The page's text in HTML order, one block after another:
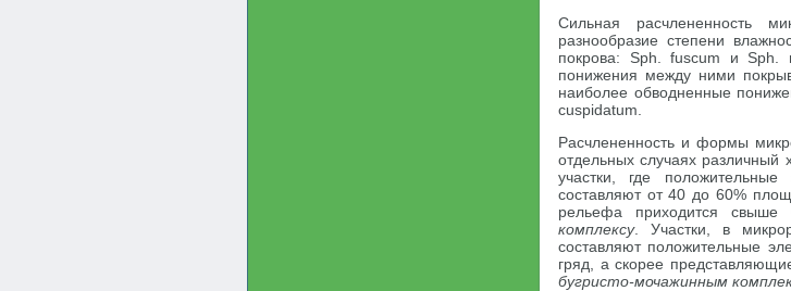
Сильная расчлененность
разнообразие степени
покрова: Sph. fuscum и Sph.
понижения между ними
наиболее обводненные
cuspidatum.
Расчлененность и формы
отдельных случаях различный
участки, где
составляют от 40 до 60%
рельефа приходится
комплексу. Участки, в
составляют положительные
гряд, а скорее
бугристо-мочажинным